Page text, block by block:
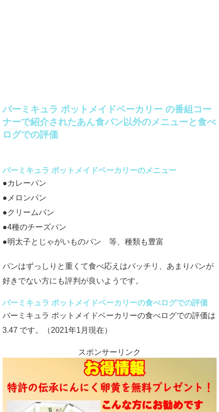
バーミキュラ ポットメイドベーカリー の番組コー
ナーで紹介されたあん食パン以外のメニューと食べ
ログでの評価
バーミキュラ ポットメイドベーカリーのメニュー
●カレーパン
●メロンパン
●クリームパン
●4種のチーズパン
●明太子とじゃがいものパン 等、種類も豊富
パンはずっしりと重くて食べ応えはバッチリ、あまりパンが
好きでない方にも評判が良いようです。
バーミキュラ ポットメイドベーカリーの食べログでの評価
バーミキュラ ポットメイドベーカリーの食べログでの評価は
3.47 です。（2021年1月現在）
スポンサーリンク